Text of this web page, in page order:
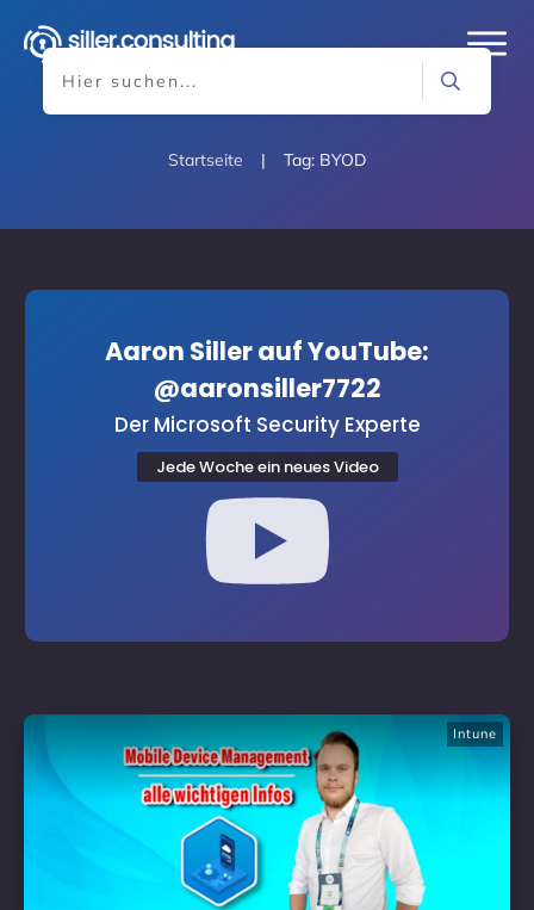
Startseite | Tag: BYOD
Aaron Siller auf YouTube:
@aaronsiller7722
Der Microsoft Security Experte
Jede Woche ein neues Video
Intune